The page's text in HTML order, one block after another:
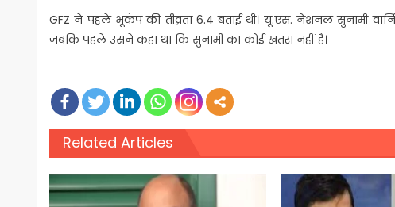
GFZ ने पहले भूकंप की तीव्रता 6.4 बताई थी। यू.एस. नेशनल सुनामी
जबकि पहले उसने कहा था कि सुनामी का कोई खतरा नहीं है।
Related Articles